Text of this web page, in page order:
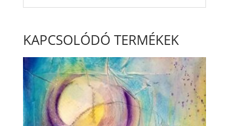
KAPCSOLÓDÓ TERMÉKEK